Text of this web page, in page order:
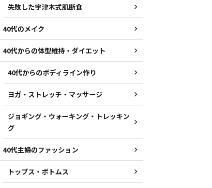
失敗した宇津木式肌断食
40代のメイク
40代からの体型維持・ダイエット
40代からのボディライン作り
ヨガ・ストレッチ・マッサージ
ジョギング・ウォーキング・トレッキン
グ
40代主婦のファッション
トップス・ボトムス